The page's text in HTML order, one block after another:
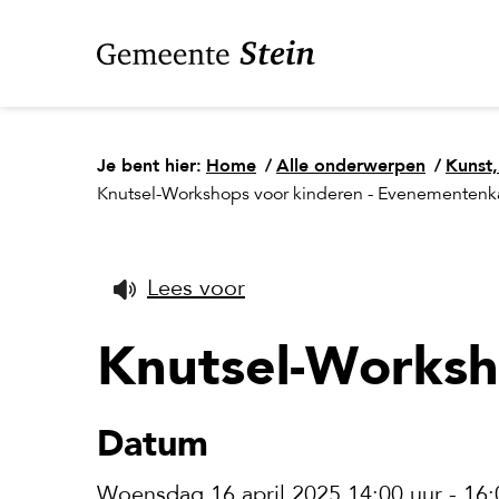
Je bent hier: Home / Alle onderwerpen /
Knutsel-Workshops voor kinderen -
Lees voor
Knutsel-
Datum